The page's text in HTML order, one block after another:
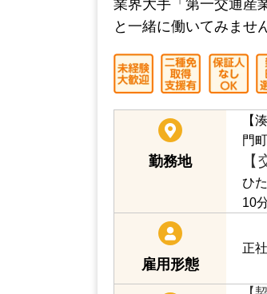
湊第一交通株式会
業界大手「第一交通産
と一緒に働いてみませ
勤務地
【
門
【
ひ
10